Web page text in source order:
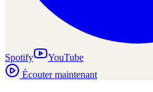
Spotify
YouTube
Écouter maintenant